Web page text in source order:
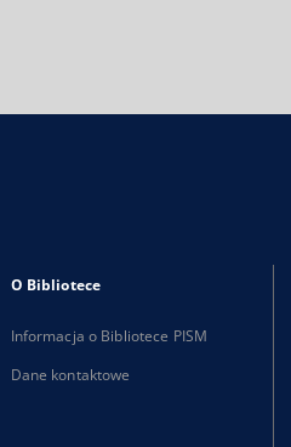
O Bibliotece
Informacja o Bibliotece PISM
Dane kontaktowe